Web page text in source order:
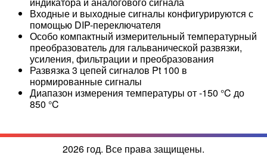
Входные и выходные сигналы конфигурируются с
помощью DIP-переключателя
Особо компактный измерительный температурный
преобразователь для гальванической развязки,
усиления, фильтрации и преобразования
Развязка 3 цепей сигналов Pt 100 в
нормированные сигналы
Диапазон измерения температуры от -150 °C до
850 °C
2026 год. Все права защищены.